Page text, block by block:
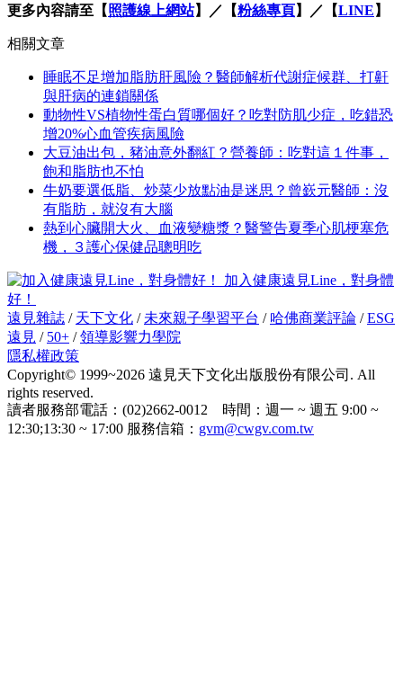
更多內容請至【照護線上網站】／【粉絲專頁】／【LINE 】
相關文章
睡眠不足增加脂肪肝風險？醫師解析代謝症候群、打鼾
與肝病的連鎖關係
動物性VS植物性蛋白質哪個好？吃對防肌少症，吃錯恐
增20%心血管疾病風險
大豆油出包，豬油意外翻紅？營養師：吃對這１件事，
飽和脂肪也不怕
牛奶要選低脂、炒菜少放點油是迷思？曾嶔元醫師：沒
有脂肪，就沒有大腦
熱到心臟開大火、血液變糖漿？醫警告夏季心肌梗塞危
機，３護心保健品聰明吃
加入健康遠見Line，對身體
好！
遠見雜誌 / 天下文化 / 未來親子學習平台 / 哈佛商業評論 /ESG
遠見 / 50+ /領導影響力學院
隱私權政策
Copyright© 1999~2026 遠見天下文化出版股份有限公司. All
rights reserved.
讀者服務部電話：(02)2662-0012 時間：週一 ~ 週五 9:00 ~
12:30;13:30 ~ 17:00 服務信箱： gvm@cwgv.com.tw